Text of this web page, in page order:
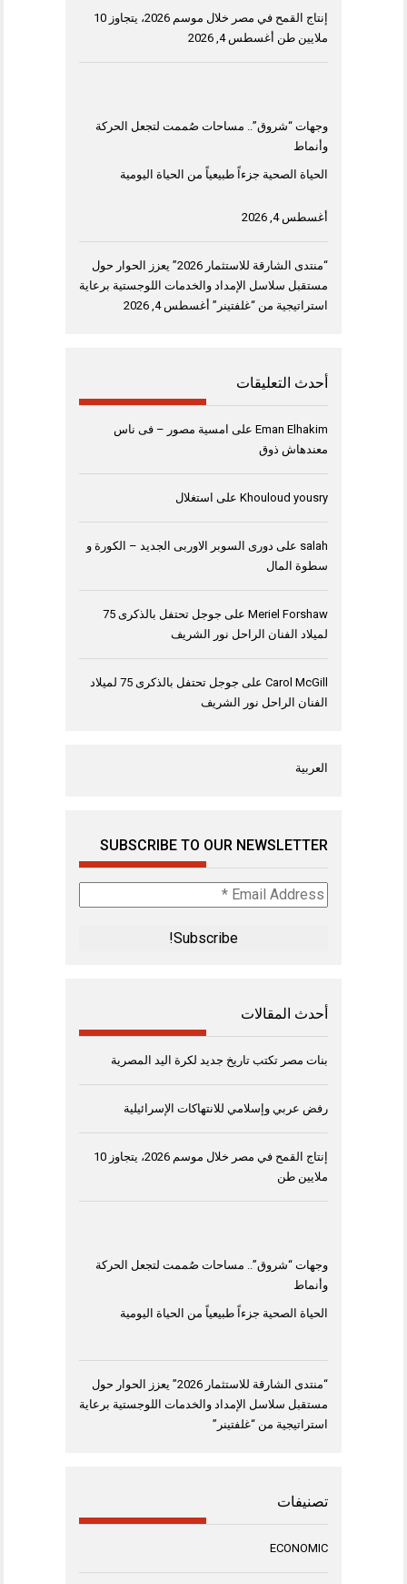
إنتاج القمح في مصر خلال موسم 2026، يتجاوز 10
ملايين طن أغسطس 4, 2026
وجهات “شروق”.. مساحات صُممت لتجعل الحركة
وأنماط
الحياة الصحية جزءاً طبيعياً من الحياة اليومية
أغسطس 4, 2026
“منتدى الشارقة للاستثمار 2026” يعزز الحوار حول
مستقبل سلاسل الإمداد والخدمات اللوجستية برعاية
استراتيجية من “غلفتينر” أغسطس 4, 2026
أحدث التعليقات
Eman Elhakim على امسية مصور – فى ناس
معندهاش ذوق
Khouloud yousry على استغلال
salah على دورى السوبر الاوربى الجديد – الكورة و
سطوة المال
Meriel Forshaw على
جوجل تحتفل بالذكرى 75
لميلاد الفنان الراحل نور الشريف
Carol McGill على
جوجل تحتفل بالذكرى 75 لميلاد
الفنان الراحل نور الشريف
العربية
SUBSCRIBE TO OUR NEWSLETTER
Email
Address
أحدث المقالات
بنات مصر تكتب تاريخ جديد لكرة اليد المصرية
رفض عربي وإسلامي للانتهاكات الإسرائيلية
إنتاج القمح في مصر خلال موسم 2026، يتجاوز 10
ملايين طن
وجهات “شروق”.. مساحات صُممت لتجعل الحركة
وأنماط
الحياة الصحية جزءاً طبيعياً من الحياة اليومية
“منتدى الشارقة للاستثمار 2026” يعزز الحوار حول
مستقبل سلاسل الإمداد والخدمات اللوجستية برعاية
استراتيجية من “غلفتينر”
تصنيفات
ECONOMIC